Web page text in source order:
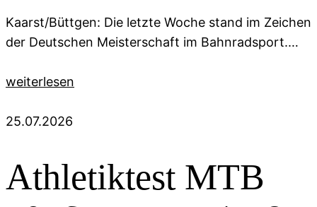
Kaarst/Büttgen: Die letzte Woche stand im Zeichen
der Deutschen Meisterschaft im Bahnradsport.…
weiterlesen
25.07.2026
Athletiktest MTB